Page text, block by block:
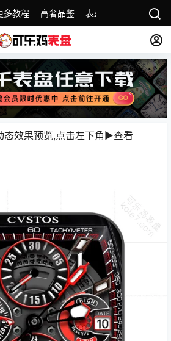
多教程 高奢品鉴 表盘精选 名表故事
态效果预览,点击左下角▶️查看️